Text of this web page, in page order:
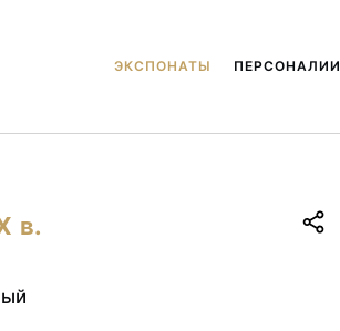
ЭКСПОНАТЫ ПЕРСОНАЛИИ
в.